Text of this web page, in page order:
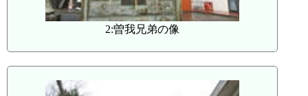
2:曽我兄弟の像